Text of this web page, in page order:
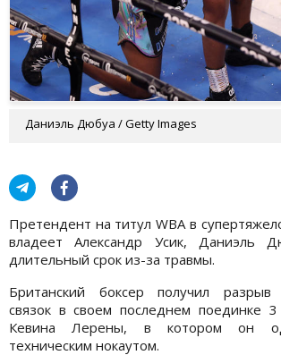
Даниэль Дюбуа / Getty Images
Претендент на титул WBA в
владеет Александр Усик, Даниэль
длительный срок из-за травмы.
Британский боксер получил разрыв
связок в своем последнем поединке
Кевина Лерены, в котором он
техническим нокаутом.